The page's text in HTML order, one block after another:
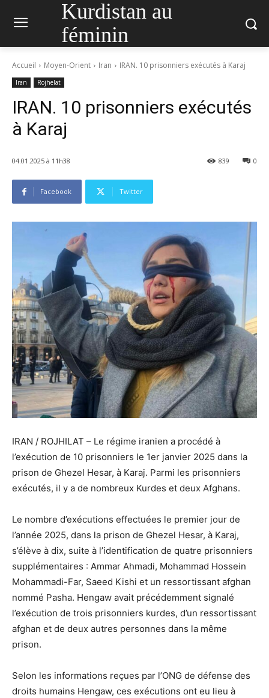
Kurdistan au
féminin
Accueil Moyen-Orient Iran IRAN. 10 prisonniers exécutés à Karaj
Iran Rojhelat
IRAN. 10 prisonniers exécutés
à Karaj
04.01.2025 à 11h38 0
839
Facebook Twitter
IRAN / ROJHILAT – Le régime iranien a procédé à
l’exécution de 10 prisonniers le 1er janvier 2025 dans la
prison de Ghezel Hesar, à Karaj. Parmi les prisonniers
exécutés, il y a de nombreux Kurdes et deux Afghans.
Le nombre d’exécutions effectuées le premier jour de
l’année 2025, dans la prison de Ghezel Hesar, à Karaj,
s’élève à dix, suite à l’identification de quatre prisonniers
supplémentaires : Ammar Ahmadi, Mohammad Hossein
Mohammadi-Far, Saeed Kishi et un ressortissant afghan
nommé Pasha. Hengaw avait précédemment signalé
l’exécution de trois prisonniers kurdes, d’un ressortissant
afghan et de deux autres personnes dans la même
prison.
Selon les informations reçues par l’ONG de défense des
droits humains Hengaw, ces exécutions ont eu lieu à